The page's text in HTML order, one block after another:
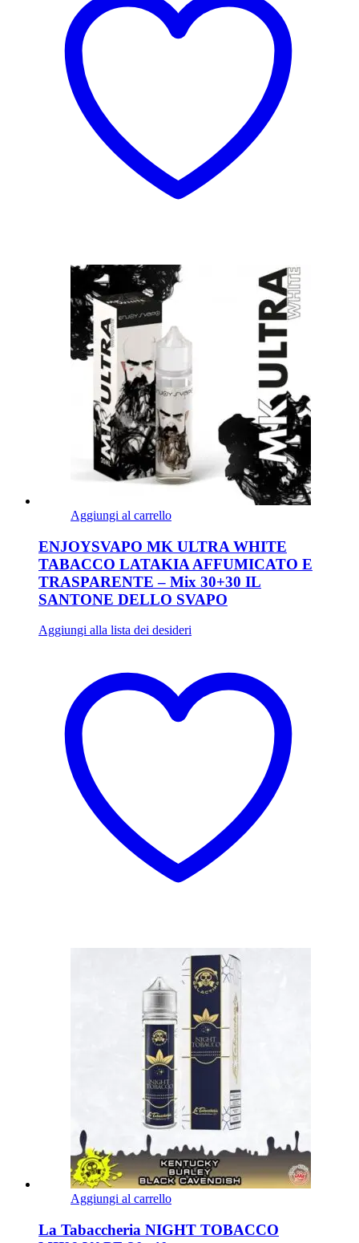
Aggiungi al carrello
ENJOYSVAPO MK ULTRA WHITE
TABACCO LATAKIA AFFUMICATO E
TRASPARENTE – Mix 30+30 IL
SANTONE DELLO SVAPO
Aggiungi alla lista dei desideri
Aggiungi al carrello
La Tabaccheria NIGHT TOBACCO